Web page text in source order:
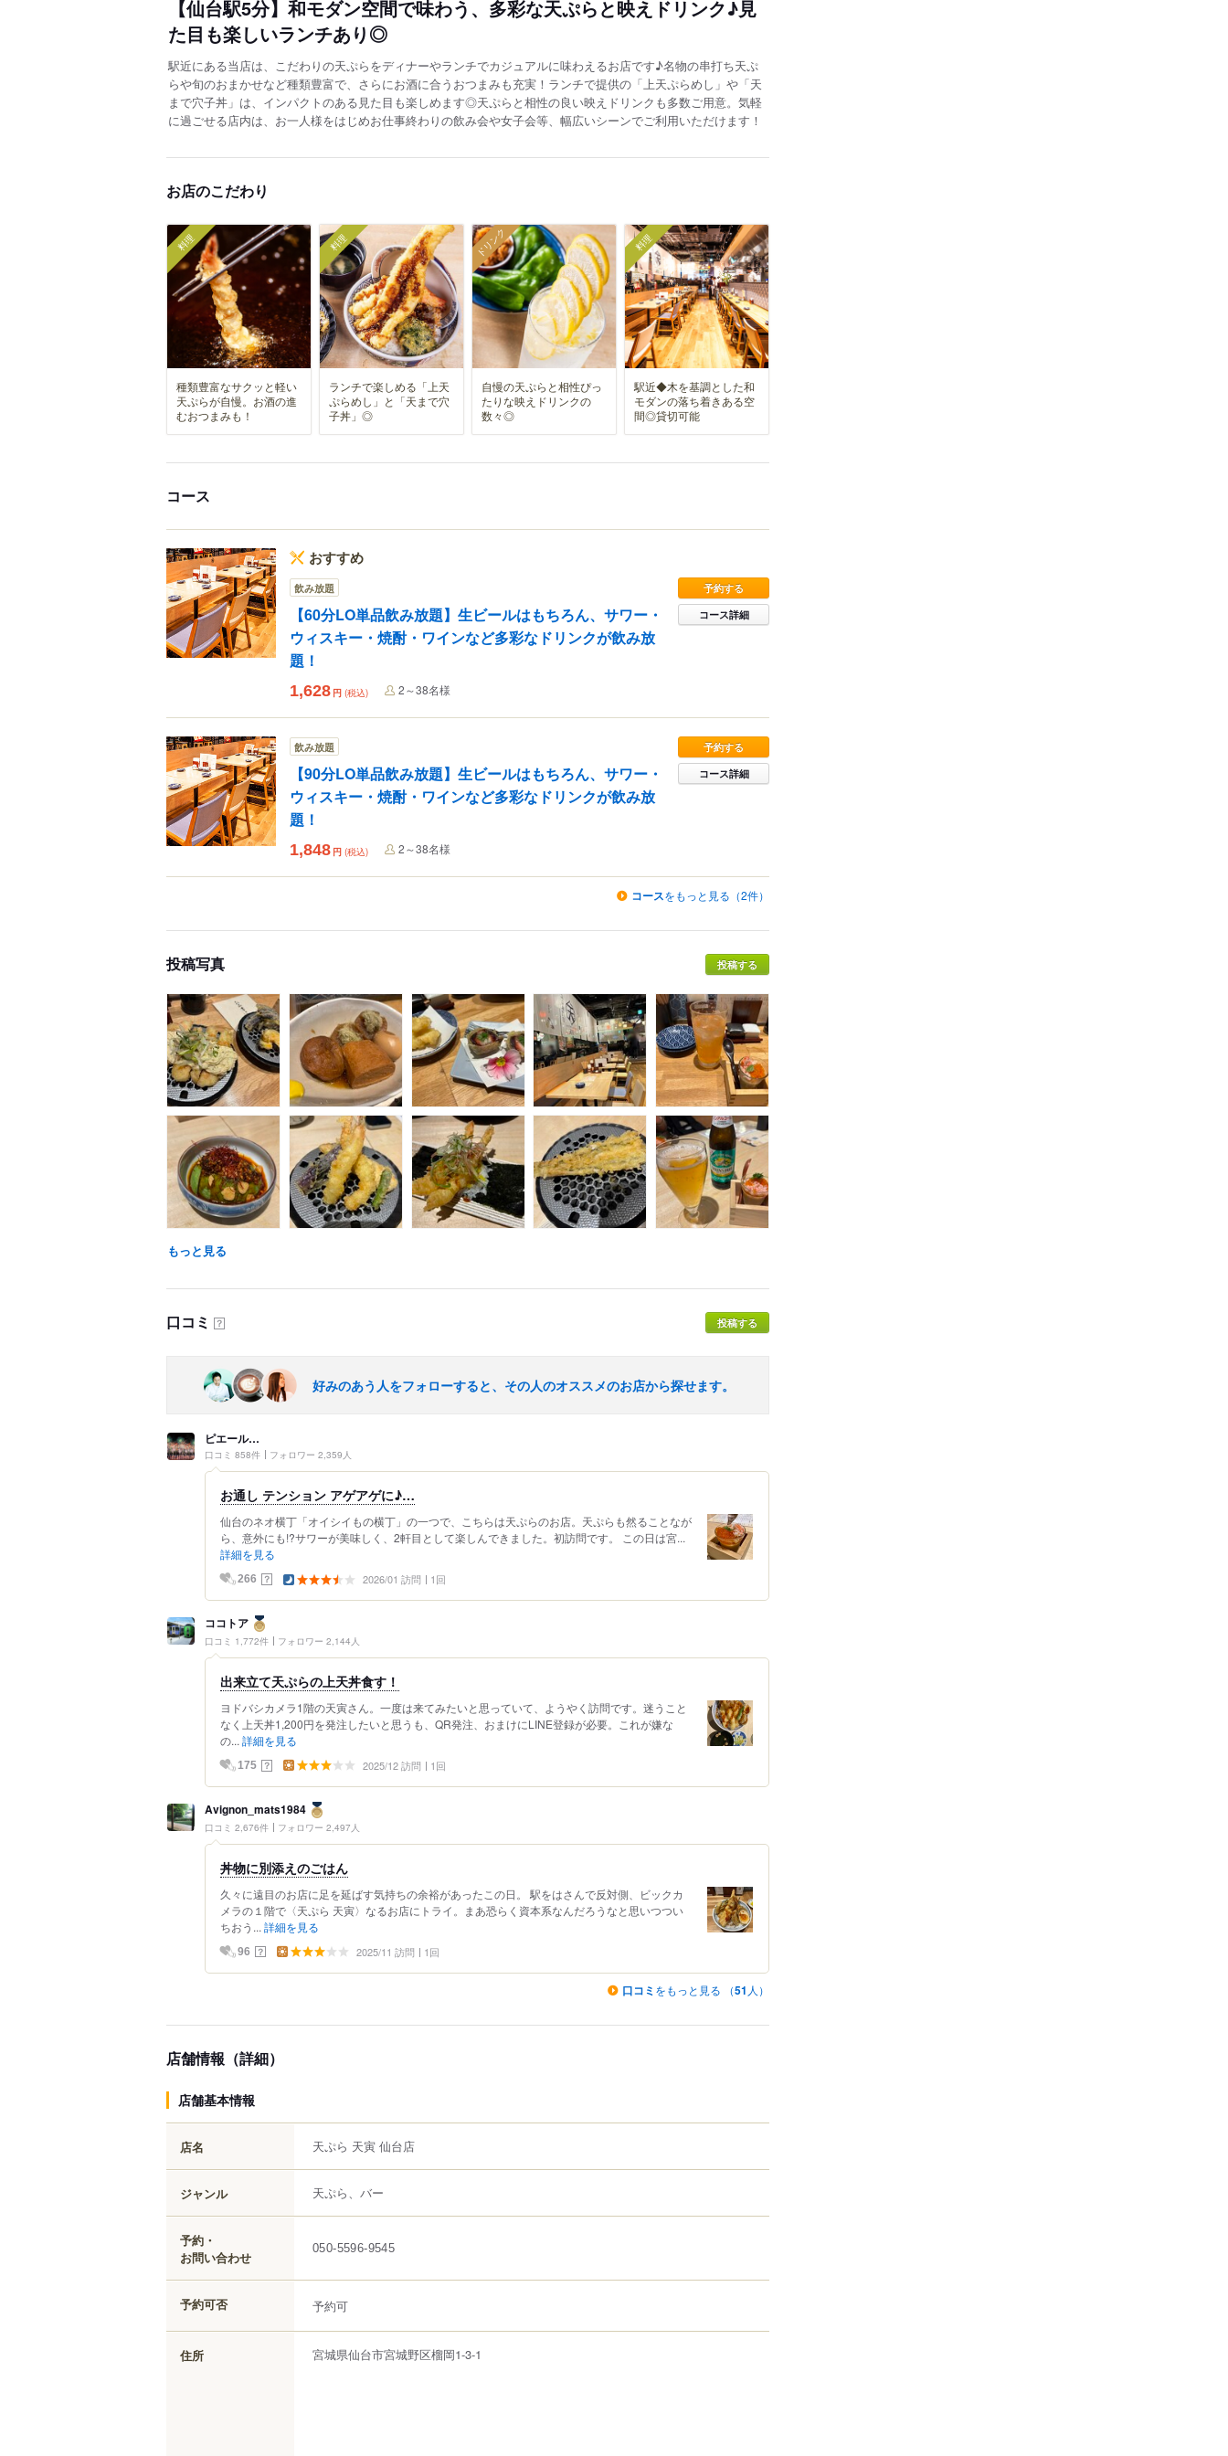
【仙台駅5分】和モダン空間で味わう、多彩な天ぷらと映えドリンク♪見
た目も楽しいランチあり◎
駅近にある当店は、こだわりの天ぷらをディナーやランチでカジュアルに味わえるお店です♪名物の串打ち天ぷ
らや旬のおまかせなど種類豊富で、さらにお酒に合うおつまみも充実！ランチで提供の「上天ぷらめし」や「天
まで穴子丼」は、インパクトのある見た目も楽しめます◎天ぷらと相性の良い映えドリンクも多数ご用意。気軽
に過ごせる店内は、お一人様をはじめお仕事終わりの飲み会や女子会等、幅広いシーンでご利用いただけます！
お店のこだわり
料理
種類豊富なサクッと軽い
天ぷらが自慢。お酒の進
むおつまみも！
料理
ランチで楽しめる「上天
ぷらめし」と「天まで穴
子丼」◎
ドリンク
自慢の天ぷらと相性ぴっ
たりな映えドリンクの
数々◎
料理
駅近◆木を基調とした和
モダンの落ち着きある空
間◎貸切可能
コース
おすすめ
飲み放題
【60分LO単品飲み放題】生ビールはもちろん、サワー・
ウィスキー・焼酎・ワインなど多彩なドリンクが飲み放
題！
予約する
コース詳細
1,628 円 (税込) 2～38名様
飲み放題
【90分LO単品飲み放題】生ビールはもちろん、サワー・
ウィスキー・焼酎・ワインなど多彩なドリンクが飲み放
題！
予約する
コース詳細
1,848 円 (税込) 2～38名様
コースをもっと見る（2件）
投稿写真 投稿する
もっと見る
口コミ ？ 投稿する
好みのあう人をフォローすると、その人のオススメのお店から探せます。
ピエール…
口コミ 858件 フォロワー 2,359人
お通し テンション アゲアゲに♪…
仙台のネオ横丁「オイシイもの横丁」の一つで、こちらは天ぷらのお店。天ぷらも然ることなが
ら、意外にも!?サワーが美味しく、2軒目として楽しんできました。初訪問です。 この日は宮...
詳細を見る
266 ？ 2026/01 訪問 1回
ココトア
口コミ 1,772件 フォロワー 2,144人
出来立て天ぷらの上天丼食す！
ヨドバシカメラ1階の天寅さん。一度は来てみたいと思っていて、ようやく訪問です。迷うこと
なく上天丼1,200円を発注したいと思うも、QR発注、おまけにLINE登録が必要。これが嫌な
の... 詳細を見る
175 ？ 2025/12 訪問 1回
Avignon_mats1984
口コミ 2,676件 フォロワー 2,497人
丼物に別添えのごはん
久々に遠目のお店に足を延ばす気持ちの余裕があったこの日。 駅をはさんで反対側、ビックカ
メラの１階で〈天ぷら 天寅〉なるお店にトライ。まあ恐らく資本系なんだろうなと思いつつい
ちおう... 詳細を見る
96 ？ 2025/11 訪問 1回
口コミ をもっと見る （51 人）
店舗情報（詳細）
店舗基本情報
店名 天ぷら 天寅 仙台店
ジャンル 天ぷら、バー
予約・
お問い合わせ
050-5596-9545
予約可否 予約可
住所 宮城県仙台市宮城野区榴岡1-3-1